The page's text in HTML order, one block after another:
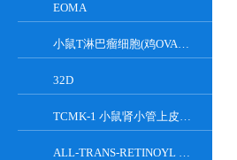
EOMA
小鼠T淋巴瘤细胞(鸡OVA基因修饰)
32D
TCMK-1 小鼠肾小管上皮细胞系
ALL-TRANS-RETINOYL B-GLUCURONIDE